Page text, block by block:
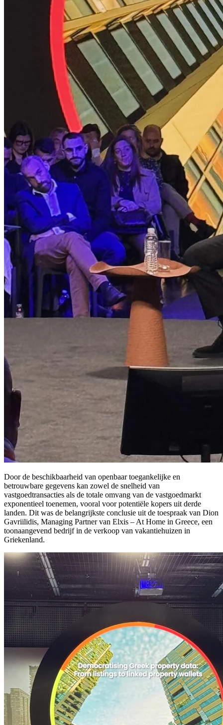
Door de beschikbaarheid van openbaar toegankelijke en
betrouwbare gegevens kan zowel de snelheid van
vastgoedtransacties als de totale omvang van de vastgoedmarkt
exponentieel toenemen, vooral voor potentiële kopers uit derde
landen. Dit was de belangrijkste conclusie uit de toespraak van Dion
Gavriilidis, Managing Partner van Elxis – At Home in Greece, een
toonaangevend bedrijf in de verkoop van vakantiehuizen in
Griekenland.